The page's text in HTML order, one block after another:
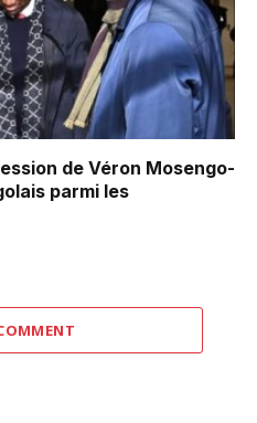
de Véron Mosengo-
parmi les